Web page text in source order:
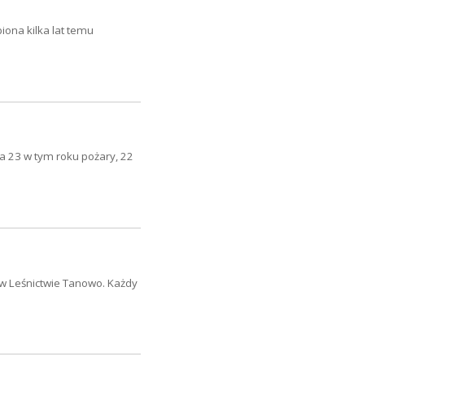
kilka lat temu
23 w tym roku pożary, 22
Leśnictwie Tanowo. Każdy